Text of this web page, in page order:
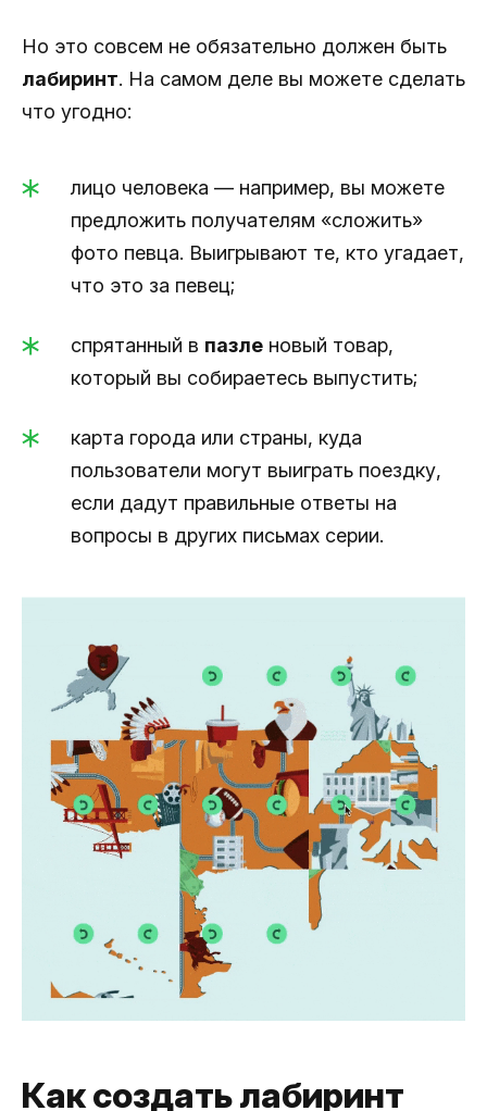
Но это совсем не обязательно должен быть
лабиринт. На самом деле вы можете сделать
что угодно:
лицо человека — например, вы можете
предложить получателям «сложить»
фото певца. Выигрывают те, кто угадает,
что это за певец;
спрятанный в пазле новый товар,
который вы собираетесь выпустить;
карта города или страны, куда
пользователи могут выиграть поездку,
если дадут правильные ответы на
вопросы в других письмах серии.
Как создать лабиринт